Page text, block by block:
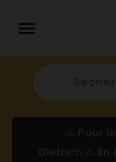

⚠️ Pour
Dietrich ⚠️